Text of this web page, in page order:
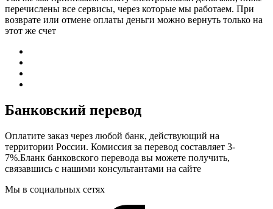
перечислены все сервисы, через которые мы работаем. При
возврате или отмене оплаты деньги можно вернуть только на
этот же счет
Банковский перевод
Оплатите заказ через любой банк, действующий на
территории России. Комиссия за перевод составляет 3-
7%.Бланк банковского перевода вы можете получить,
связавшись с нашими консультантами на сайте
Мы в социальных сетях